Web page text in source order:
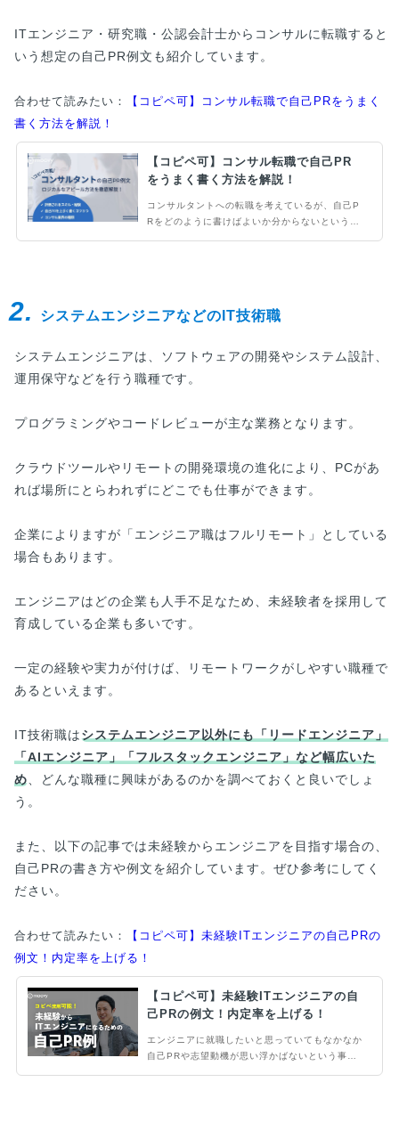
ITエンジニア・研究職・公認会計士からコンサルに転職すると
いう想定の自己PR例文も紹介しています。
合わせて読みたい：
【コピペ可】コンサル転職で自己PRをうまく
書く方法を解説！
【コピペ可】コンサル転職で自己PR
をうまく書く方法を解説！
コンサルタントへの転職を考えているが、自己P
Rをどのように書けばよいか分からないという方
2. システムエンジニアなどのIT技術職
システムエンジニアは、ソフトウェアの開発やシステム設計、
運用保守などを行う職種です。
プログラミングやコードレビューが主な業務となります。
クラウドツールやリモートの開発環境の進化により、PCがあ
れば場所にとらわれずにどこでも仕事ができます。
企業によりますが「エンジニア職はフルリモート」としている
場合もあります。
エンジニアはどの企業も人手不足なため、未経験者を採用して
育成している企業も多いです。
一定の経験や実力が付けば、リモートワークがしやすい職種で
あるといえます。
IT技術職はシステムエンジニア以外にも「リードエンジニア」
「AIエンジニア」「フルスタックエンジニア」など幅広いた
め 、どんな職種に興味があるのかを調べておくと良いでしょ
う。
また、以下の記事では未経験からエンジニアを目指す場合の、
自己PRの書き方や例文を紹介しています。ぜひ参考にしてく
ださい。
合わせて読みたい：
【コピペ可】未経験ITエンジニアの自己PRの
例文！内定率を上げる！
【コピペ可】未経験ITエンジニアの自
己PRの例文！内定率を上げる！
エンジニアに就職したいと思っていてもなかなか
自己PRや志望動機が思い浮かばないという事は